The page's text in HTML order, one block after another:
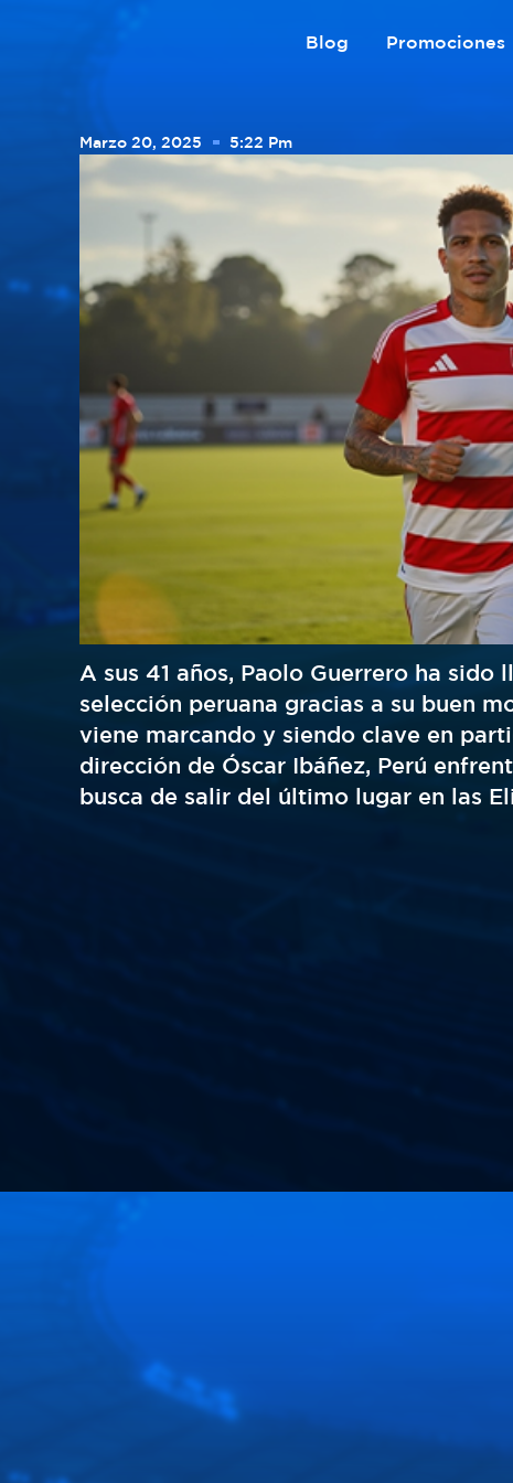
Blog Promociones
Marzo 20, 2025 5:22 Pm
A sus 41 años, Paolo Guerrero ha sido
selección peruana gracias a su buen
viene marcando y siendo clave en
dirección de Óscar Ibáñez, Perú
busca de salir del último lugar en las